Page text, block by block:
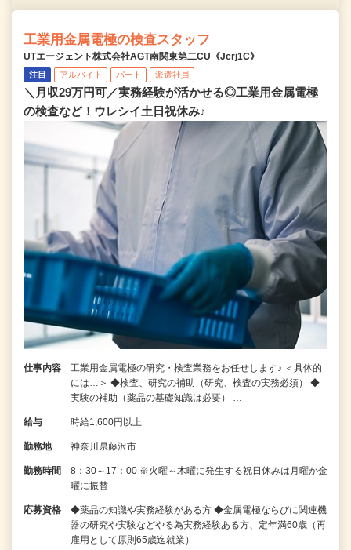
工業用金属電極の検査スタッフ
UTエージェント株式会社AGT南関東第二CU《Jcrj1C》
注目 アルバイト パート 派遣社員
＼月収29万円可／実務経験が活かせる◎工業用金属電極
の検査など！ウレシイ土日祝休み♪
仕事内容
工業用金属電極の研究・検査業務をお任せします♪ ＜具体的
には…＞ ◆検査、研究の補助（研究、検査の実務必須） ◆
実験の補助（薬品の基礎知識は必要） …
給与 時給1,600円以上
勤務地 神奈川県藤沢市
勤務時間
8：30～17：00 ※火曜～木曜に発生する祝日休みは月曜か金
曜に振替
応募資格
◆薬品の知識や実務経験がある方 ◆金属電極ならびに関連機
器の研究や実験などやる為実務経験ある方、定年満60歳（再
雇用として原則65歳迄就業）